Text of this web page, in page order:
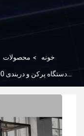
خونه > محصولات